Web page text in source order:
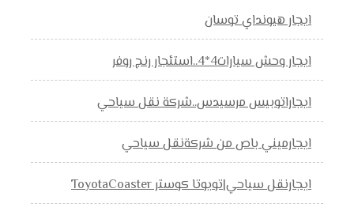
ايجار هيونداي توسان
ايجار وحش سيارات4*4..استئجار رنج روفر
ايجاراتوبيس مرسيدس..شركة نقل سياحي
ايجارميني باص من شركةنقل سياحي
ايجارنقل سياحي|تويوتا كوستر ToyotaCoaster